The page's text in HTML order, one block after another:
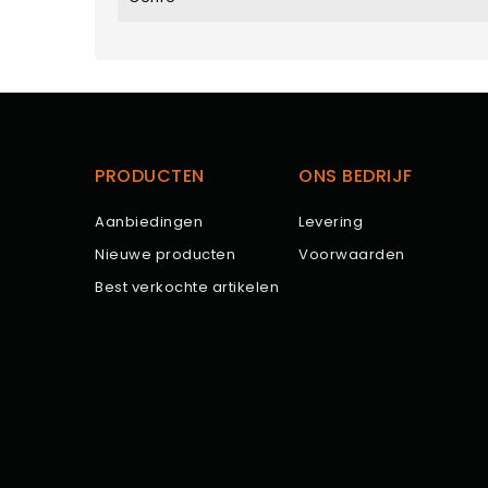
PRODUCTEN
Aanbiedingen
Nieuwe producten
Best verkochte artikelen
ONS BEDRIJF
Levering
Voorwaarden